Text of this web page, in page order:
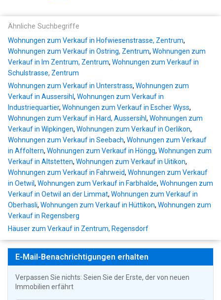
Ähnliche Suchbegriffe
Wohnungen zum Verkauf in Hofwiesenstrasse, Zentrum,
Wohnungen zum Verkauf in Ostring, Zentrum, Wohnungen zum
Verkauf in Im Zentrum, Zentrum, Wohnungen zum Verkauf in
Schulstrasse, Zentrum
Wohnungen zum Verkauf in Unterstrass, Wohnungen zum
Verkauf in Aussersihl , Wohnungen zum Verkauf in
Industriequartier, Wohnungen zum Verkauf in Escher Wyss,
Wohnungen zum Verkauf in Hard, Aussersihl , Wohnungen zum
Verkauf in Wipkingen, Wohnungen zum Verkauf in Oerlikon,
Wohnungen zum Verkauf in Seebach, Wohnungen zum Verkauf
in Affoltern, Wohnungen zum Verkauf in Höngg, Wohnungen zum
Verkauf in Altstetten, Wohnungen zum Verkauf in Uitikon,
Wohnungen zum Verkauf in Fahrweid, Wohnungen zum Verkauf
in Oetwil , Wohnungen zum Verkauf in Farbhalde, Wohnungen zum
Verkauf in Oetwil an der Limmat, Wohnungen zum Verkauf in
Oberhasli, Wohnungen zum Verkauf in Hüttikon, Wohnungen zum
Verkauf in Regensberg
Häuser zum Verkauf in Zentrum, Regensdorf
E-Mail-Benachrichtigungen erhalten
Verpassen Sie nichts: Seien Sie der Erste, der von neuen
Immobilien erfährt